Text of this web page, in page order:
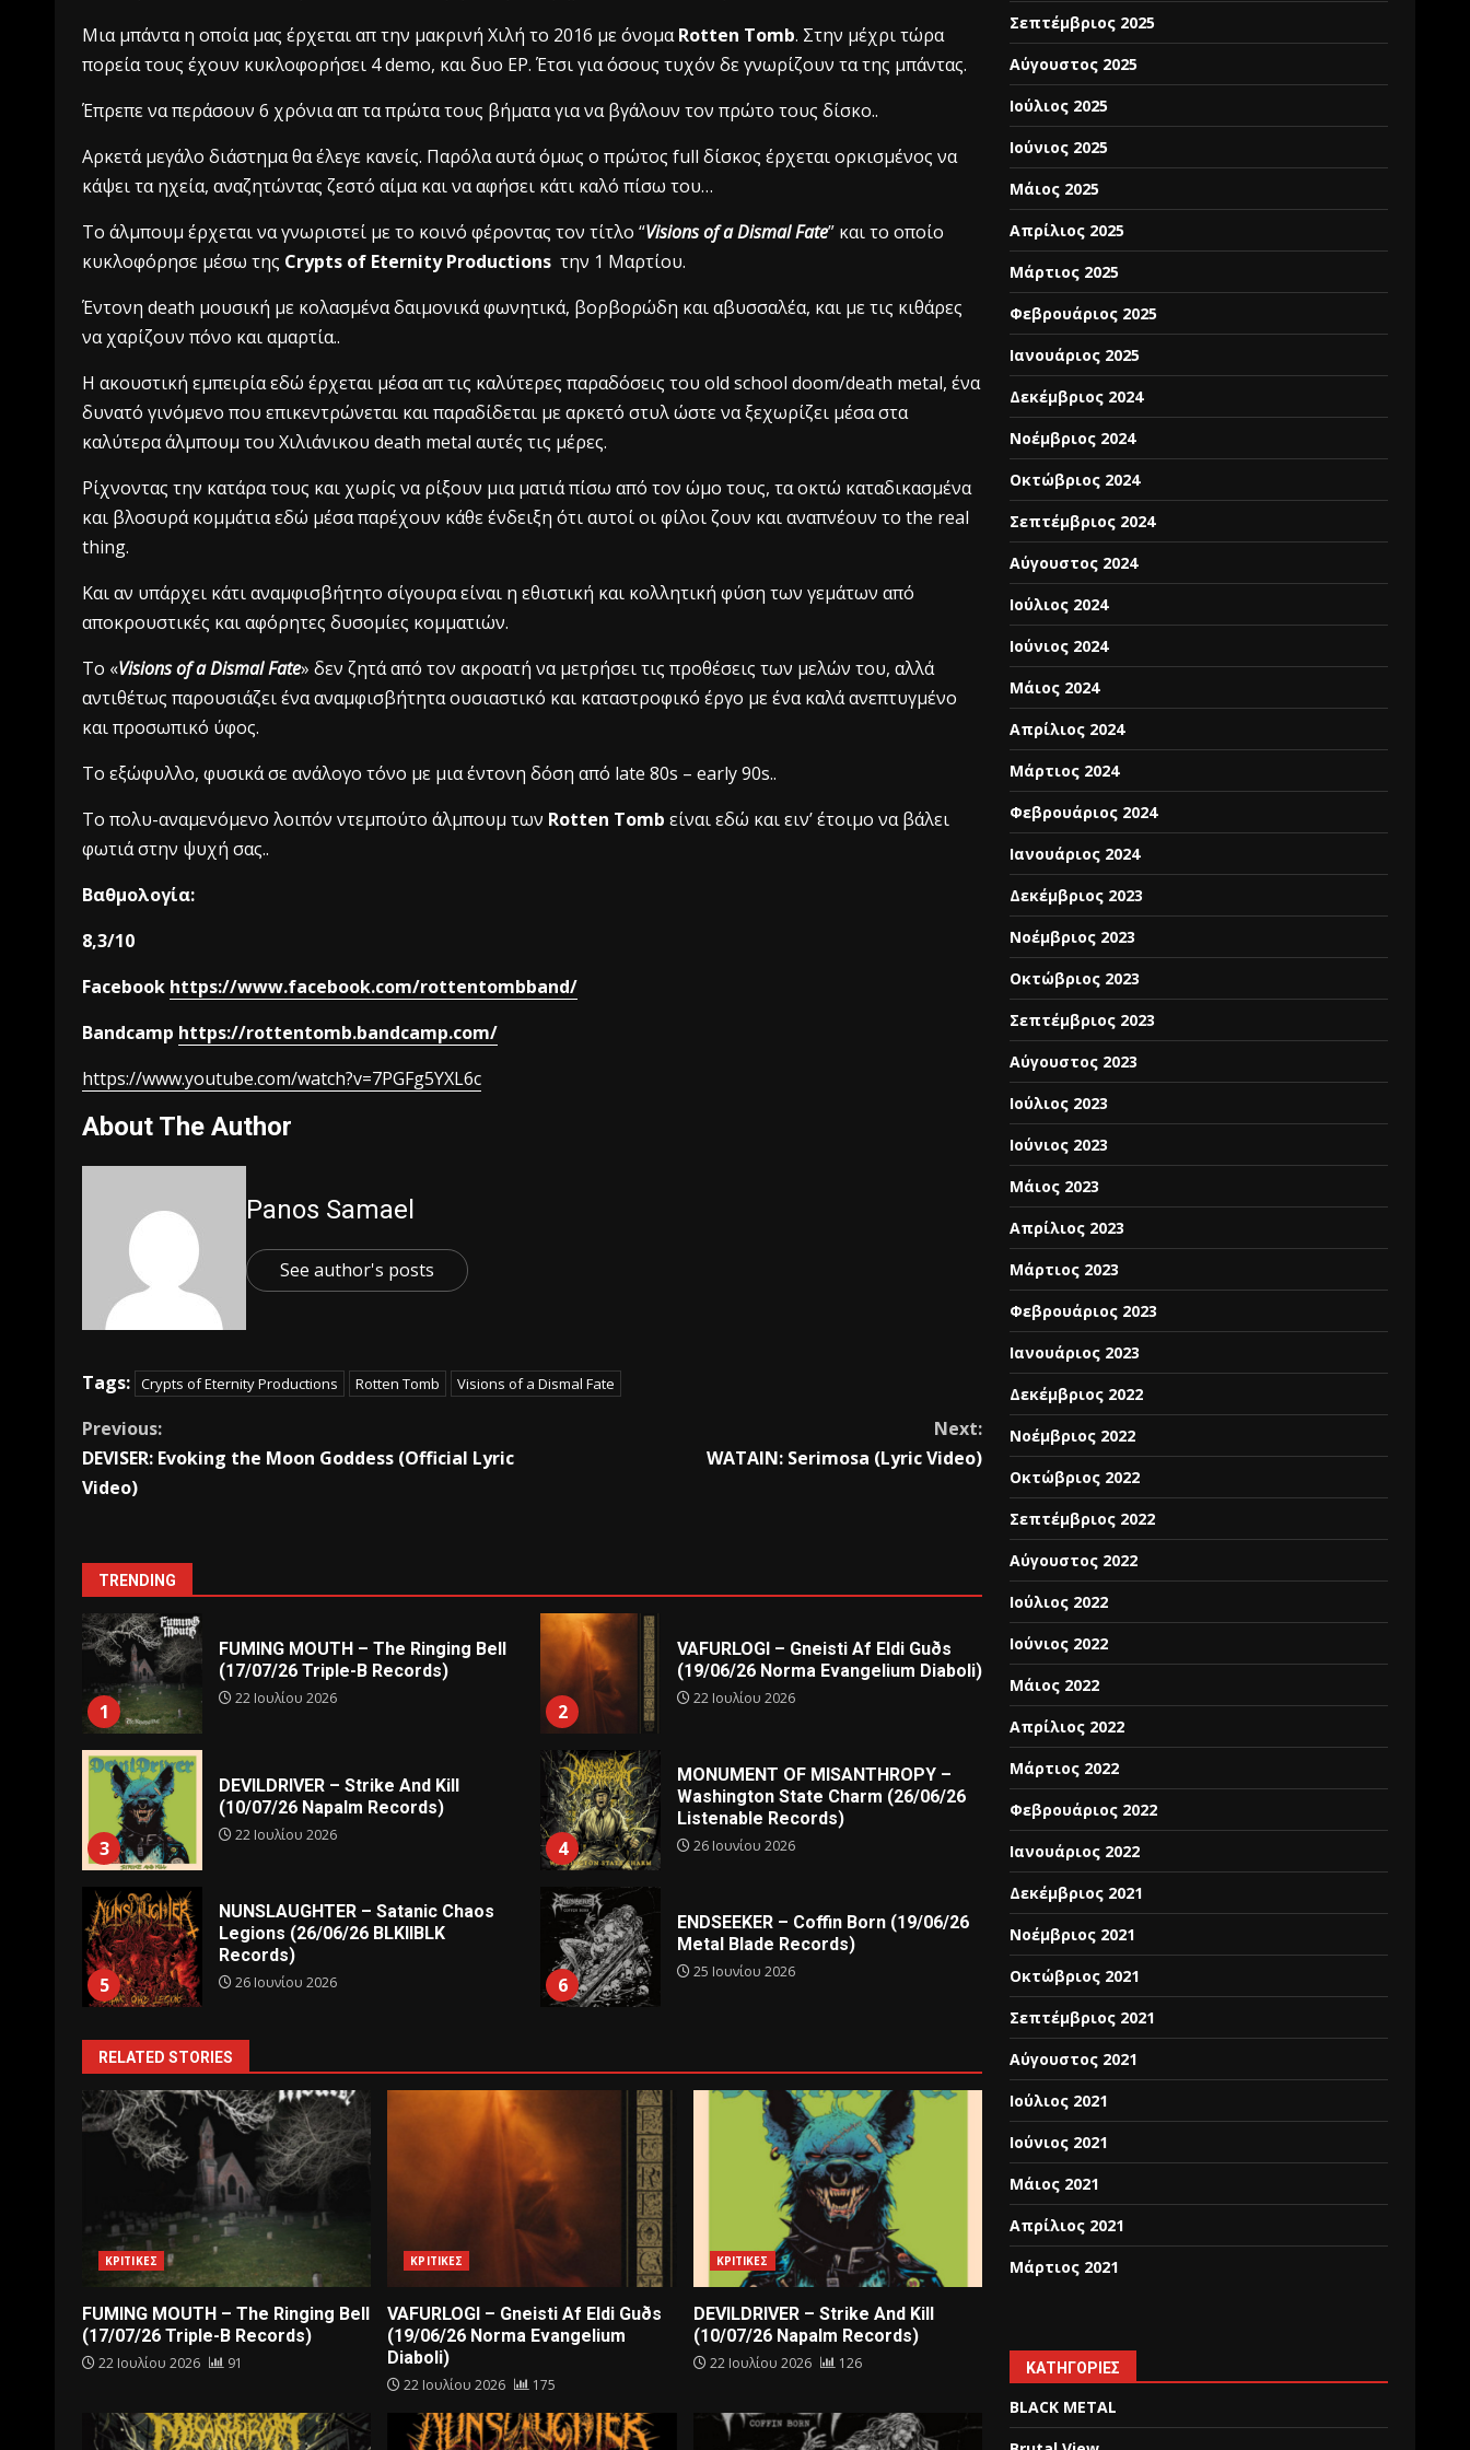
Μια μπάντα η οποία μας έρχεται απ την μακρινή Χιλή το 2016 με όνομαRotten Tomb. Στην μέχρι τώρα
πορεία τους έχουν κυκλοφορήσει 4 demo, και δυο EP. Έτσι για όσους τυχόν δε γνωρίζουν τα της μπάντας.
Έπρεπε να περάσουν 6 χρόνια απ τα πρώτα τους βήματα για να βγάλουν τον πρώτο τους δίσκο..
Αρκετά μεγάλο διάστημα θα έλεγε κανείς. Παρόλα αυτά όμως ο πρώτος full δίσκος έρχεται ορκισμένος να
κάψει τα ηχεία, αναζητώντας ζεστό αίμα και να αφήσει κάτι καλό πίσω του…
To άλμπουμ έρχεται να γνωριστεί με το κοινό φέροντας τον τίτλο “Visions of a Dismal Fate” και το οποίο
κυκλοφόρησε μέσω της Crypts of Eternity Productions την 1 Μαρτίου.
Έντονη death μουσική με κολασμένα δαιμονικά φωνητικά, βορβορώδη και αβυσσαλέα, και με τις κιθάρες
να χαρίζουν πόνο και αμαρτία..
Η ακουστική εμπειρία εδώ έρχεται μέσα απ τις καλύτερες παραδόσεις του old school doom/death metal, ένα
δυνατό γινόμενο που επικεντρώνεται και παραδίδεται με αρκετό στυλ ώστε να ξεχωρίζει μέσα στα
καλύτερα άλμπουμ του Χιλιάνικου death metal αυτές τις μέρες.
Ρίχνοντας την κατάρα τους και χωρίς να ρίξουν μια ματιά πίσω από τον ώμο τους, τα οκτώ καταδικασμένα
και βλοσυρά κομμάτια εδώ μέσα παρέχουν κάθε ένδειξη ότι αυτοί οι φίλοι ζουν και αναπνέουν το the real
thing.
Και αν υπάρχει κάτι αναμφισβήτητο σίγουρα είναι η εθιστική και κολλητική φύση των γεμάτων από
αποκρουστικές και αφόρητες δυσομίες κομματιών.
Το «Visions of a Dismal Fate» δεν ζητά από τον ακροατή να μετρήσει τις προθέσεις των μελών του, αλλά
αντιθέτως παρουσιάζει ένα αναμφισβήτητα ουσιαστικό και καταστροφικό έργο με ένα καλά ανεπτυγμένο
και προσωπικό ύφος.
To εξώφυλλο, φυσικά σε ανάλογο τόνο με μια έντονη δόση από late 80s – early 90s..
To πολυ-αναμενόμενο λοιπόν ντεμπούτο άλμπουμ των Rotten Tomb είναι εδώ και ειν’ έτοιμο να βάλει
φωτιά στην ψυχή σας..
Βαθμολογία:
8,3/10
Facebook https://www.facebook.com/rottentombband/
Bandcamp https://rottentomb.bandcamp.com/
https://www.youtube.com/watch?v=7PGFg5YXL6c
About The Author
Panos Samael
See author's posts
Tags: Crypts of Eternity Productions Rotten Tomb Visions of a Dismal Fate
Previous:
DEVISER: Evoking the Μoon Goddess (Official Lyric
Video)
Next:
WATAIN: Serimosa (Lyric Video)
TRENDING
1
FUMING MOUTH – The Ringing Bell
(17/07/26 Triple-B Records)
22 Ιουλίου 2026
2
VAFURLOGI – Gneisti Af Eldi Guðs
(19/06/26 Norma Evangelium Diaboli)
22 Ιουλίου 2026
3
DEVILDRIVER – Strike And Kill
(10/07/26 Napalm Records)
22 Ιουλίου 2026
4
MONUMENT OF MISANTHROPY –
Washington State Charm (26/06/26
Listenable Records)
26 Ιουνίου 2026
5
NUNSLAUGHTER – Satanic Chaos
Legions (26/06/26 BLKIIBLK
Records)
26 Ιουνίου 2026 6
ENDSEEKER – Coffin Born (19/06/26
Metal Blade Records)
25 Ιουνίου 2026
RELATED STORIES
ΚΡΙΤΙΚΕΣ
FUMING MOUTH – The Ringing Bell
(17/07/26 Triple-B Records)
22 Ιουλίου 2026 91
ΚΡΙΤΙΚΕΣ
VAFURLOGI – Gneisti Af Eldi Guðs
(19/06/26 Norma Evangelium
Diaboli)
22 Ιουλίου 2026 175
ΚΡΙΤΙΚΕΣ
DEVILDRIVER – Strike And Kill
(10/07/26 Napalm Records)
22 Ιουλίου 2026 126
Σεπτέμβριος 2025
Αύγουστος 2025
Ιούλιος 2025
Ιούνιος 2025
Μάιος 2025
Απρίλιος 2025
Μάρτιος 2025
Φεβρουάριος 2025
Ιανουάριος 2025
Δεκέμβριος 2024
Νοέμβριος 2024
Οκτώβριος 2024
Σεπτέμβριος 2024
Αύγουστος 2024
Ιούλιος 2024
Ιούνιος 2024
Μάιος 2024
Απρίλιος 2024
Μάρτιος 2024
Φεβρουάριος 2024
Ιανουάριος 2024
Δεκέμβριος 2023
Νοέμβριος 2023
Οκτώβριος 2023
Σεπτέμβριος 2023
Αύγουστος 2023
Ιούλιος 2023
Ιούνιος 2023
Μάιος 2023
Απρίλιος 2023
Μάρτιος 2023
Φεβρουάριος 2023
Ιανουάριος 2023
Δεκέμβριος 2022
Νοέμβριος 2022
Οκτώβριος 2022
Σεπτέμβριος 2022
Αύγουστος 2022
Ιούλιος 2022
Ιούνιος 2022
Μάιος 2022
Απρίλιος 2022
Μάρτιος 2022
Φεβρουάριος 2022
Ιανουάριος 2022
Δεκέμβριος 2021
Νοέμβριος 2021
Οκτώβριος 2021
Σεπτέμβριος 2021
Αύγουστος 2021
Ιούλιος 2021
Ιούνιος 2021
Μάιος 2021
Απρίλιος 2021
Μάρτιος 2021
KΑΤΗΓΟΡΊΕΣ
BLACK METAL